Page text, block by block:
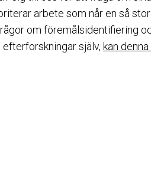
arbete som når en så
om föremålsidentifiering
efterforskningar själv, kan